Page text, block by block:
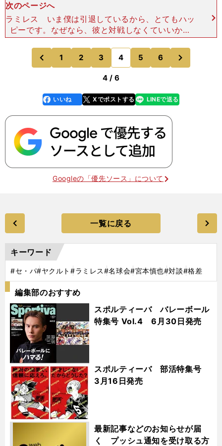
次のページへ
ラミレス いま僕は引退しているから、とてもハッ
ピーです。なぜなら、彼と対戦しなくていいから
（笑）。宮本 ただ、もし対戦するなら、年齢的に
自分の一番いい時に対戦したかったよね。ラミレ
ス そうですね。
前
のページへ
1 2 3 4 5 6
のページへ
4 / 6
faceboo
k
いいね Xでポストする
line LINEで送る
Googleの「優先ソース」について
一覧に戻る
キーワード
#セ・パ#ヤクルト#ラミレス#名球会#宮本慎也#対談#格差
編集部のおすすめ
スポルティーバ バレーボール
特集号 Vol.4 6月30日発売
スポルティーバ 部活特集号
3月16日発売
最新記事などのお知らせが届
く プッシュ通知を受け取る方